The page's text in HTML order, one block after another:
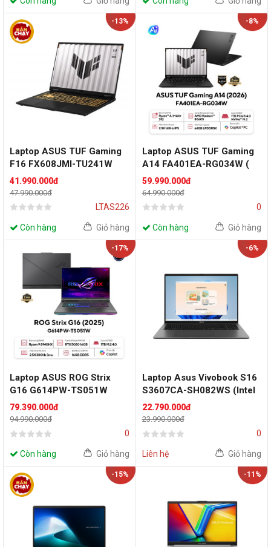
-13%
Laptop ASUS TUF Gaming
F16 FX608JMI-TU241W
(Intel Core i7 Processor
14650HX | RTX 5060 | 16
inch WUXGA 144Hz | 16GB
41.990.000đ
47.990.000đ
LTAS226
Còn hàng Giỏ hàng
-8%
Laptop ASUS TUF Gaming
A14 FA401EA-RG034W (
AMD Ryzen AI MAX+ 392 |
AMD Radeon | 14 inch 2.5K
165Hz | 64GB | 1TB | Win 11
59.990.000đ
64.990.000đ
0
Còn hàng Giỏ hàng
-17%
Laptop ASUS ROG Strix
G16 G614PW-TS051W
(AMD Ryzen 9 8940HX |
RTX 5080 | 16 inch WQXGA
300Hz | 16GB | 1TB | Win 11
79.390.000đ
94.990.000đ
0
Còn hàng Giỏ hàng
-6%
Laptop Asus Vivobook S16
S3607CA-SH082WS (Intel
Core Ultra 5 225H | 16GB |
512GB | Intel Arc | 16 inch
FHD OLED 60Hz | Win 11 |
22.790.000đ
23.990.000đ
0
Liên hệ Giỏ hàng
-15% -11%